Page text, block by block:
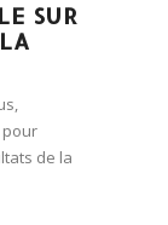
SUR
pour
de la